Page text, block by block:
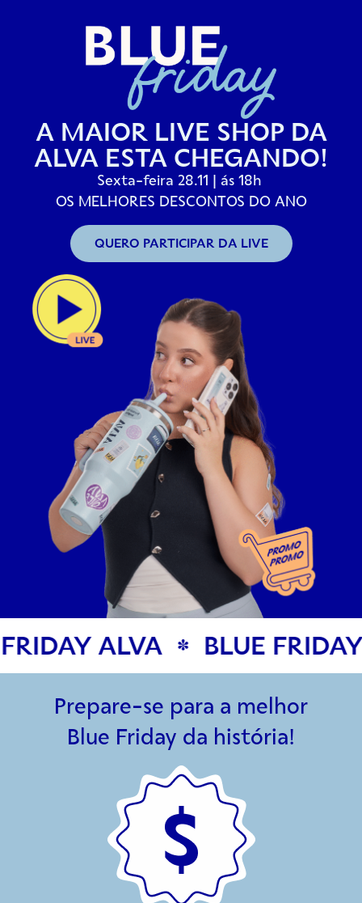
A MAIOR LIVE SHOP DA
ALVA ESTA CHEGANDO!
Sexta-feira 28.11 | ás 18h
OS MELHORES DESCONTOS DO ANO
QUERO PARTICIPAR DA LIVE
ALVA * BLUE
Prepare-se para a melhor
Blue Friday da história!